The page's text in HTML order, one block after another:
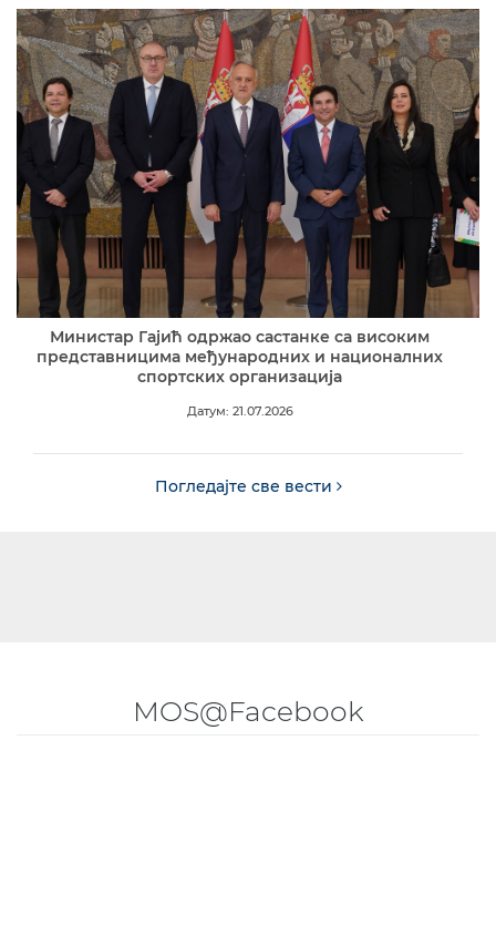
Министар Гајић одржао састанке са високим
представницима међународних и националних
спортских организација
Датум: 21.07.2026
Погледајте све вести
MOS@Facebook